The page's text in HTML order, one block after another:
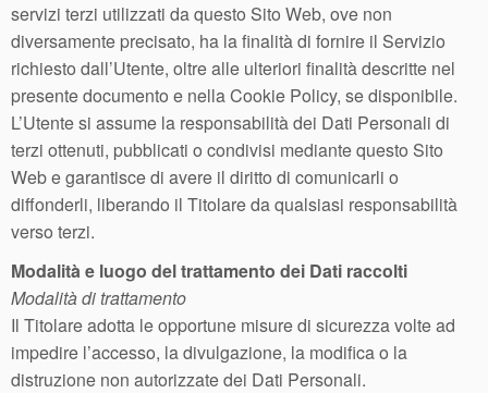
servizi terzi utilizzati da questo Sito Web, ove non
diversamente precisato, ha la finalità di fornire il Servizio
richiesto dall’Utente, oltre alle ulteriori finalità descritte nel
presente documento e nella Cookie Policy, se disponibile.
L’Utente si assume la responsabilità dei Dati Personali di
terzi ottenuti, pubblicati o condivisi mediante questo Sito
Web e garantisce di avere il diritto di comunicarli o
diffonderli, liberando il Titolare da qualsiasi responsabilità
verso terzi.
Modalità e luogo del trattamento dei Dati raccolti
Modalità di trattamento
Il Titolare adotta le opportune misure di sicurezza volte ad
impedire l’accesso, la divulgazione, la modifica o la
distruzione non autorizzate dei Dati Personali.